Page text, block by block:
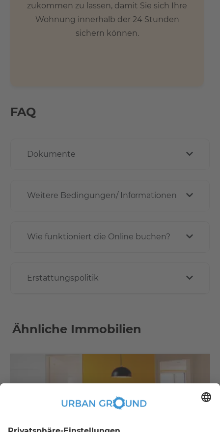
zukommen zu lassen, damit Sie sich Ihre
Wohnung innerhalb der 24 Stunden
sichern können.
FAQ
Dokumente
Weitere Bedingungen/ Informationen
Wie funktioniert die Online buchen?
Erstattungspolitik
Ähnliche Immobilien